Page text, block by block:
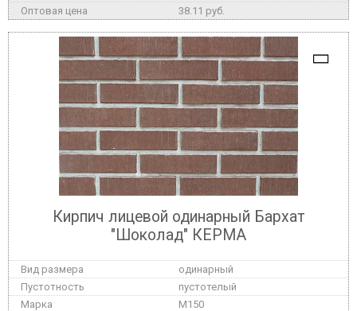
38.11 руб.
Кирпич лицевой одинарный Бархат
"Шоколад" КЕРМА
одинарный
пустотелый
M150